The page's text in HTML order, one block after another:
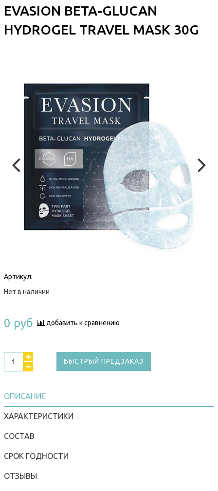
EVASION BETA-GLUCAN
HYDROGEL TRAVEL MASK 30G
Артикул:
Нет в наличии
0 руб добавить к сравнению
БЫСТРЫЙ ПРЕДЗАКАЗ
ОПИСАНИЕ
ХАРАКТЕРИСТИКИ
СОСТАВ
СРОК ГОДНОСТИ
ОТЗЫВЫ